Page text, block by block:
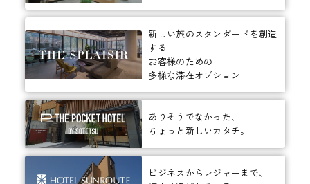
新しい旅のスタンダードを創造
する
お客様のための
多様な滞在オプション
ありそうでなかった、
ちょっと新しいカタチ。
ビジネスからレジャーまで、